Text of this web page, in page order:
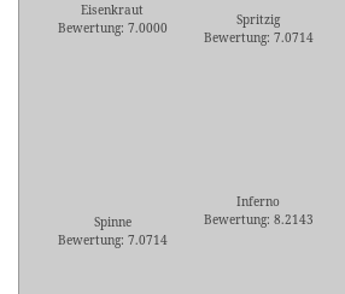
Eisenkraut
Bewertung: 7.0000
Spritzig
Bewertung: 7.0714
Spinne
Bewertung: 7.0714
Inferno
Bewertung: 8.2143